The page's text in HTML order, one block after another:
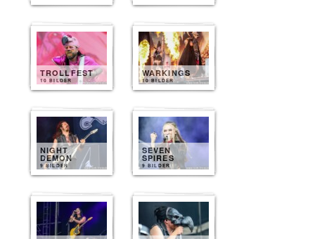
TROLLFEST
10 BILDER
WARKINGS
10 BILDER
NIGHT
DEMON
9 BILDER
SEVEN
SPIRES
9 BILDER